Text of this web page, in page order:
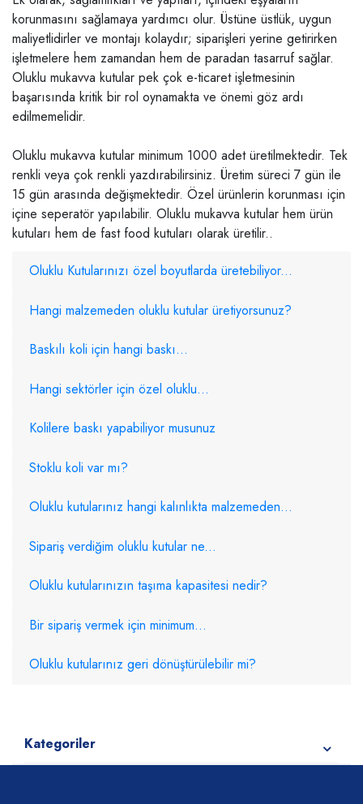
korunmasını sağlamaya yardımcı olur. Üstüne üstlük, uygun
maliyetlidirler ve montajı kolaydır; siparişleri yerine getirirken
işletmelere hem zamandan hem de paradan tasarruf sağlar.
Oluklu mukavva kutular pek çok e-ticaret işletmesinin
başarısında kritik bir rol oynamakta ve önemi göz ardı
edilmemelidir.
Oluklu mukavva kutular minimum 1000 adet üretilmektedir. Tek
renkli veya çok renkli yazdırabilirsiniz. Üretim süreci 7 gün ile
15 gün arasında değişmektedir. Özel ürünlerin korunması için
içine seperatör yapılabilir. Oluklu mukavva kutular hem ürün
kutuları hem de fast food kutuları olarak üretilir..
Oluklu Kutularınızı özel boyutlarda üretebiliyor...
Hangi malzemeden oluklu kutular üretiyorsunuz?
Baskılı koli için hangi baskı...
Hangi sektörler için özel oluklu...
Kolilere baskı yapabiliyor musunuz
Stoklu koli var mı?
Oluklu kutularınız hangi kalınlıkta malzemeden...
Sipariş verdiğim oluklu kutular ne...
Oluklu kutularınızın taşıma kapasitesi nedir?
Bir sipariş vermek için minimum...
Oluklu kutularınız geri dönüştürülebilir mi?
Kategoriler